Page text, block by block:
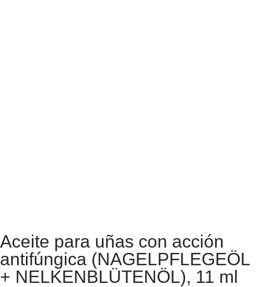
Aceite para uñas con acción
antifúngica (NAGELPFLEGEÖL
+ NELKENBLÜTENÖL), 11 ml